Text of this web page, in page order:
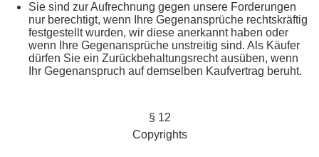
Sie sind zur Aufrechnung gegen unsere Forderungen
nur berechtigt, wenn Ihre Gegenansprüche rechtskräftig
festgestellt wurden, wir diese anerkannt haben oder
wenn Ihre Gegenansprüche unstreitig sind. Als Käufer
dürfen Sie ein Zurückbehaltungsrecht ausüben, wenn
Ihr Gegenanspruch auf demselben Kaufvertrag beruht.
§ 12
Copyrights